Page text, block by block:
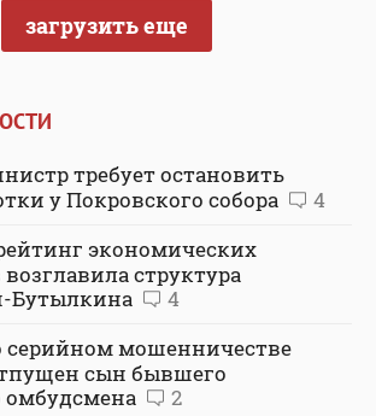
загрузить еще
требует остановить
у Покровского собора
4
экономических
структура
Бутылкина
4
серийном мошенничестве
сын бывшего
омбудсмена
2